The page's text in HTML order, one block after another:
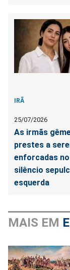
IRÃ
25/07/2026
As irmãs
prestes a
enforcadas
silêncio
esquerda
MAIS EM